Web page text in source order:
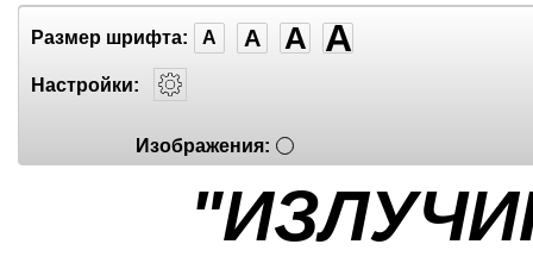
Размер шрифта: A A A A
Настройки:
Изображения: